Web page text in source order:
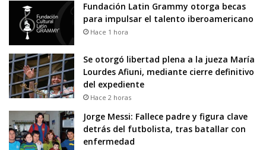
Fundación Latin Grammy otorga becas
para impulsar el talento iberoamericano
Hace 1 hora
Se otorgó libertad plena a la jueza María
Lourdes Afiuni, mediante cierre definitivo
del expediente
Hace 2 horas
Jorge Messi: Fallece padre y figura clave
detrás del futbolista, tras batallar con
enfermedad